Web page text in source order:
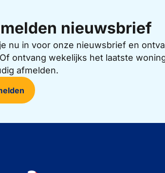
nieuwsbrief
nu in voor onze nieuwsbrief en
ontvang wekelijks het laatste
afmelden.